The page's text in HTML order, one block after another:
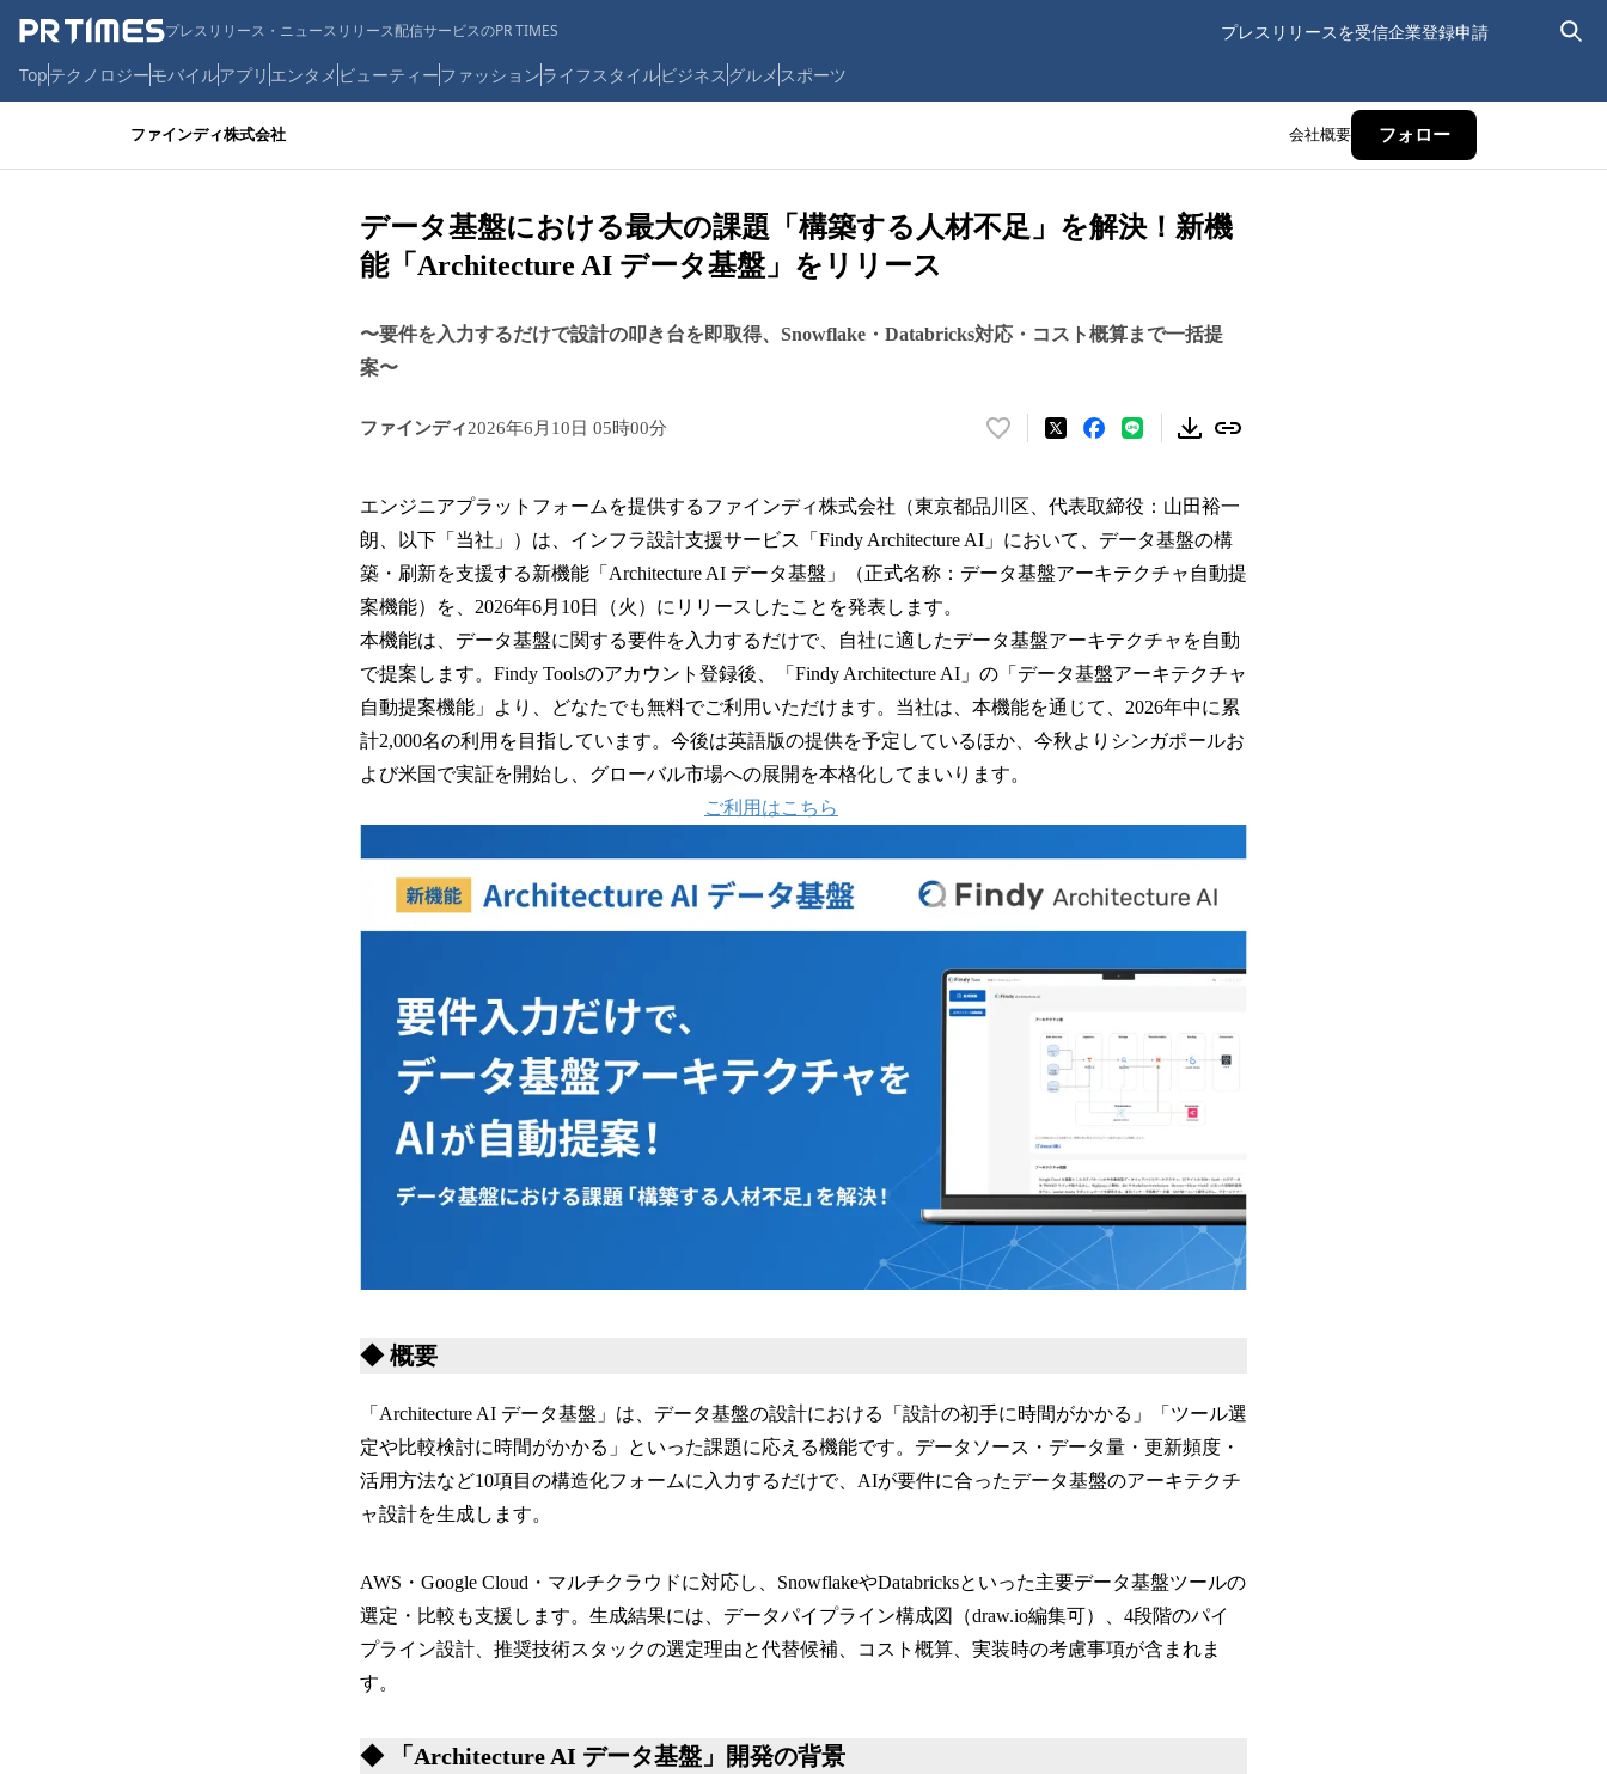
プレスリリース・ニュースリリース配信サービスのPR TIMES プレスリリースを受信企業登録申請
Topテクノロジーモバイルアプリ エンタメ ビューティーファッションライフスタイルビジネス グルメ スポーツ
ファインディ株式会社 会社概要 フォロー
データ基盤における最大の課題「構築する人材不足」を解決！新機
能「Architecture AI データ基盤」をリリース
〜要件を入力するだけで設計の叩き台を即取得、Snowflake・Databricks対応・コスト概算まで一括提
案〜
ファインディ2026年6月10日 05時00分
い
！
数
を
読
込
み
で
す
エンジニアプラットフォームを提供するファインディ株式会社（東京都品川区、代表取締役：山田裕一
朗、以下「当社」）は、インフラ設計支援サービス「Findy Architecture AI」において、データ基盤の構
築・刷新を支援する新機能「Architecture AI データ基盤」（正式名称：データ基盤アーキテクチャ自動提
案機能）を、2026年6月10日（火）にリリースしたことを発表します。
本機能は、データ基盤に関する要件を入力するだけで、自社に適したデータ基盤アーキテクチャを自動
で提案します。Findy Toolsのアカウント登録後、「Findy Architecture AI」の「データ基盤アーキテクチャ
自動提案機能」より、どなたでも無料でご利用いただけます。当社は、本機能を通じて、2026年中に累
計2,000名の利用を目指しています。今後は英語版の提供を予定しているほか、今秋よりシンガポールお
よび米国で実証を開始し、グローバル市場への展開を本格化してまいります。
ご利用はこちら
◆ 概要
「Architecture AI データ基盤」は、データ基盤の設計における「設計の初手に時間がかかる」「ツール選
定や比較検討に時間がかかる」といった課題に応える機能です。データソース・データ量・更新頻度・
活用方法など10項目の構造化フォームに入力するだけで、AIが要件に合ったデータ基盤のアーキテクチ
ャ設計を生成します。
AWS・Google Cloud・マルチクラウドに対応し、SnowflakeやDatabricksといった主要データ基盤ツールの
選定・比較も支援します。生成結果には、データパイプライン構成図（draw.io編集可）、4段階のパイ
プライン設計、推奨技術スタックの選定理由と代替候補、コスト概算、実装時の考慮事項が含まれま
す。
◆ 「Architecture AI データ基盤」開発の背景